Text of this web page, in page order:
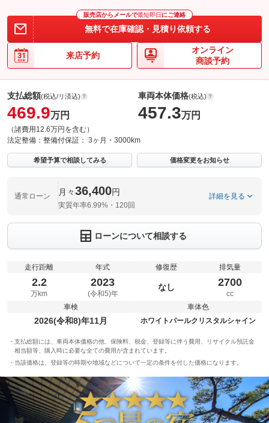
販売店からメールで最短即日 にご連絡
無料で在庫確認・見積り依頼する
来店予約
オンライン
商談予約
支払総額(税込/リ済込)
469.9万円
（諸費用12.6万円を含む）
車両本体価格(税込)
457.3万円
法定整備： 整備付保証： 3ヶ月・3000km
希望予算で相談してみる 価格変更をお知らせ
通常ローン 月々36,400円
実質年率6.99%・120回
詳細を見る
ローンについて相談する
走行距離
2.2
万km
年式
2023
(令和5)年
修復歴
なし
排気量
2700
cc
車検
2026(令和8)年11月
車体色
ホワイトパールクリスタルシャイン
支払総額には、車両本体価格の他、保険料、税金、登録等に伴う費用、リサイクル預託金
相当額等、購入時に必要な全ての費用が含まれています。
当該価格は、登録等の時期や地域などについて一定の条件を付した価格になります。